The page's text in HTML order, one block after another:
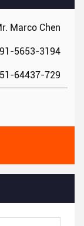
Marco Chen
5653-3194
64437-729